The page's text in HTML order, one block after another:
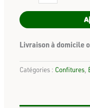
Livraison à domicile
Catégories : Confitures,